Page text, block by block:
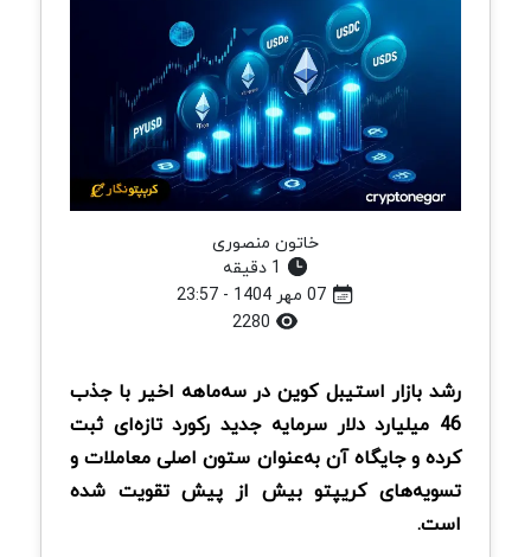
خاتون منصوری
رشد بازار استیبل کوین در سه‌ماهه اخیر با جذب
46 میلیارد دلار سرمایه جدید رکورد تازه‌ای ثبت
کرده و جایگاه آن به‌عنوان ستون اصلی معاملات و
تسویه‌های کریپتو بیش از پیش تقویت شده
است.